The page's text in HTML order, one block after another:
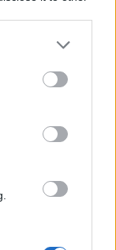
les jours de
enfants de 1
courir,
plaine de jeux